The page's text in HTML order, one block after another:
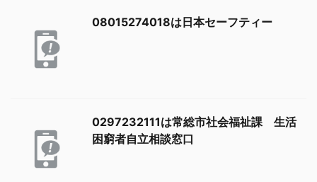
08015274018は日本セーフティー
0297232111は常総市社会福祉課 生活
困窮者自立相談窓口